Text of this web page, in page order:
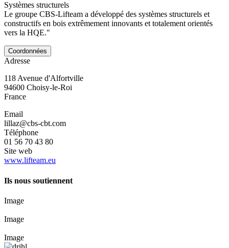
Systèmes structurels
Le groupe CBS-Lifteam a développé des systèmes structurels et
constructifs en bois extrêmement innovants et totalement orientés
vers la HQE."
Coordonnées
Adresse
118 Avenue d'Alfortville
94600 Choisy-le-Roi
France
Email
lillaz@cbs-cbt.com
Téléphone
01 56 70 43 80
Site web
www.lifteam.eu
Ils nous soutiennent
Image
Image
Image